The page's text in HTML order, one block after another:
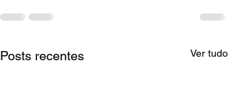
Posts recentes Ver tudo